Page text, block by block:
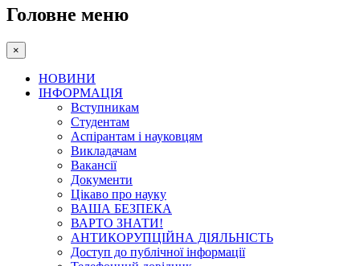
Головне меню
×
НОВИНИ
ІНФОРМАЦІЯ
Вступникам
Студентам
Аспірантам і науковцям
Викладачам
Вакансії
Документи
Цікаво про науку
ВАША БЕЗПЕКА
ВАРТО ЗНАТИ!
АНТИКОРУПЦІЙНА ДІЯЛЬНІСТЬ
Доступ до публічної інформації